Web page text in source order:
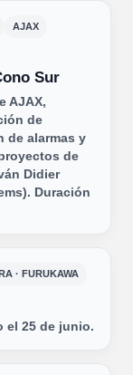
AJAX
Sur
AJAX,
de
de alarmas y
de
Didier
Duración
· FURUKAWA
el 25 de junio.